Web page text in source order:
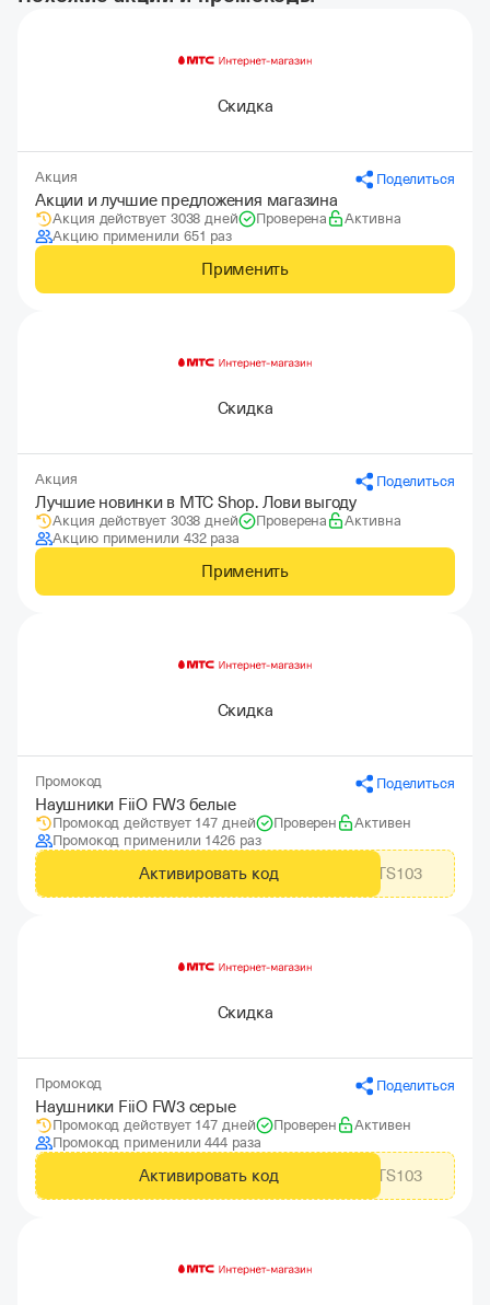
Скидка
Акция Поделиться
Акции и лучшие предложения магазина
Акция действует 3038 дней Проверена
Активна
Акцию применили 651 раз
Применить
Скидка
Акция Поделиться
Лучшие новинки в МТС Shop. Лови выгоду
Акция действует 3038 дней Проверена
Активна
Акцию применили 432 раза
Применить
Скидка
Промокод Поделиться
Наушники FiiO FW3 белые
Промокод действует 147 дней Проверен
Активен
Промокод применили 1426 раз
Активировать код MTS103
Скидка
Промокод Поделиться
Наушники FiiO FW3 серые
Промокод действует 147 дней Проверен
Активен
Промокод применили 444 раза
Активировать код MTS103